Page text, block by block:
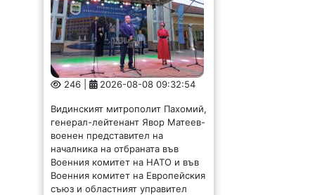
246 | 2026-08-08 09:32:54
Видинският митрополит Пахомий,
генерал-лейтенант Явор Матеев-
военен представител на
началника на отбраната във
Военния комитет на НАТО и във
Военния комитет на Европейския
съюз и областният управител